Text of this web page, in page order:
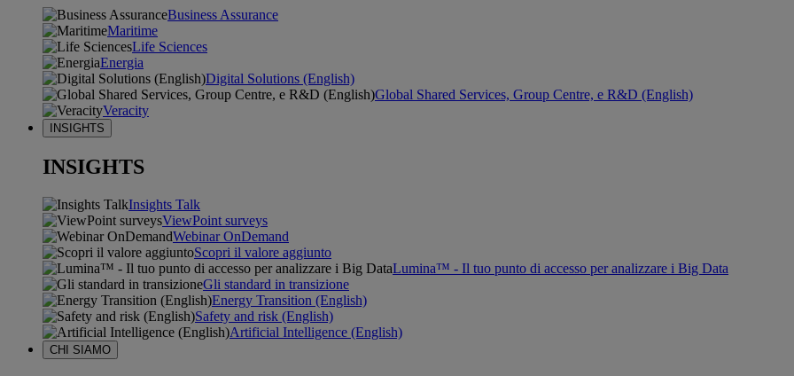
Business Assurance
Maritime
Life Sciences
Energia
Digital Solutions (English)
Global Shared Services, Group Centre, e R&D (English)
Veracity
INSIGHTS
INSIGHTS
Insights Talk
ViewPoint surveys
Webinar OnDemand
Scopri il valore aggiunto
Lumina™ - Il tuo punto di accesso per analizzare i Big Data
Gli standard in transizione
Energy Transition (English)
Safety and risk (English)
Artificial Intelligence (English)
CHI SIAMO